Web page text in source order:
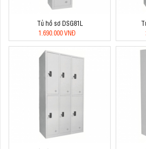
Tủ hồ sơ DSG81L
1.690.000 VNĐ